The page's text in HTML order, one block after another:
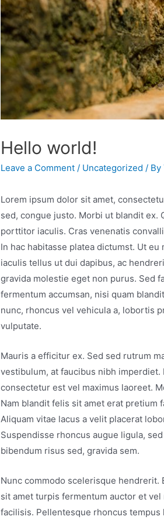
Hello world!
Leave a Comment / Uncategorized / By
Lorem ipsum dolor sit amet,
sed, congue justo. Morbi ut blandit
porttitor iaculis. Cras venenatis
In hac habitasse platea dictumst. Ut
iaculis tellus ut dui dapibus, ac
gravida molestie eget non purus. Sed
fermentum accumsan, nisi quam
nunc, rhoncus vel vehicula a, lobortis
vulputate.
Mauris a efficitur ex. Sed sed rutrum
vestibulum, at faucibus nibh
consectetur est vel maximus laoreet.
Nam blandit felis sit amet erat pretium
Aliquam vitae lacus a velit placerat
Suspendisse rhoncus augue ligula,
bibendum risus sed, gravida sem.
Nunc commodo scelerisque hendrerit.
sit amet turpis fermentum auctor et
facilisis. Pellentesque rhoncus